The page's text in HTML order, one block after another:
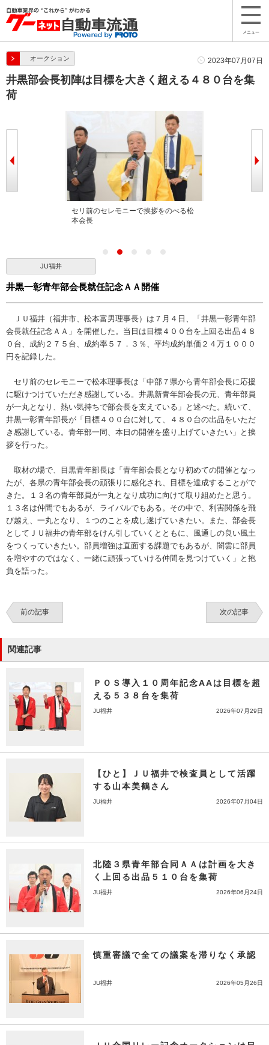
メニュー
オークション 2023年07月07日
井黒部会長初陣は目標を大きく超える４８０台を集
荷
セリ前のセレモニーで挨拶をのべる松
本会長
JU福井
井黒一彰青年部会長就任記念ＡＡ開催
ＪＵ福井（福井市、松本富男理事長）は７月４日、「井黒一彰青年部
会長就任記念ＡＡ」を開催した。当日は目標４００台を上回る出品４８
０台、成約２７５台、成約率５７．３％、平均成約単価２４万１０００
円を記録した。
セリ前のセレモニーで松本理事長は「中部７県から青年部会長に応援
に駆けつけていただき感謝している。井黒新青年部会長の元、青年部員
が一丸となり、熱い気持ちで部会長を支えている」と述べた。続いて、
井黒一彰青年部長が「目標４００台に対して、４８０台の出品をいただ
き感謝している。青年部一同、本日の開催を盛り上げていきたい」と挨
拶を行った。
取材の場で、目黒青年部長は「青年部会長となり初めての開催となっ
たが、各県の青年部会長の頑張りに感化され、目標を達成することがで
きた。１３名の青年部員が一丸となり成功に向けて取り組めたと思う。
１３名は仲間でもあるが、ライバルでもある。その中で、利害関係を飛
び越え、一丸となり、１つのことを成し遂げていきたい。また、部会長
としてＪＵ福井の青年部をけん引していくとともに、風通しの良い風土
をつくっていきたい。部員増強は直面する課題でもあるが、闇雲に部員
を増やすのではなく、一緒に頑張っていける仲間を見つけていく」と抱
負を語った。
前の記事 次の記事
関連記事
ＰＯＳ導入１０周年記念AAは目標を超
える５３８台を集荷
JU福井 2026年07月29日
【ひと】ＪＵ福井で検査員として活躍
する山本美鶴さん
JU福井 2026年07月04日
北陸３県青年部合同ＡＡは計画を大き
く上回る出品５１０台を集荷
JU福井 2026年06月24日
慎重審議で全ての議案を滞りなく承認
JU福井 2026年05月26日